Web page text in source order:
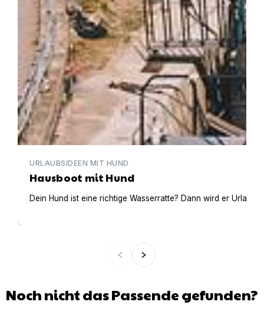
URLAUBSIDEEN MIT HUND
Hausboot mit Hund
Dein Hund ist eine richtige Wasserratte? Dann wird er
Noch nicht das Passende gefunden?